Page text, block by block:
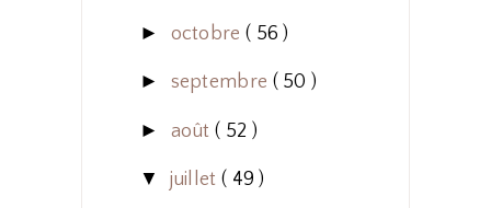
► octobre ( 56 )
► septembre ( 50 )
► août ( 52 )
▼ juillet ( 49 )